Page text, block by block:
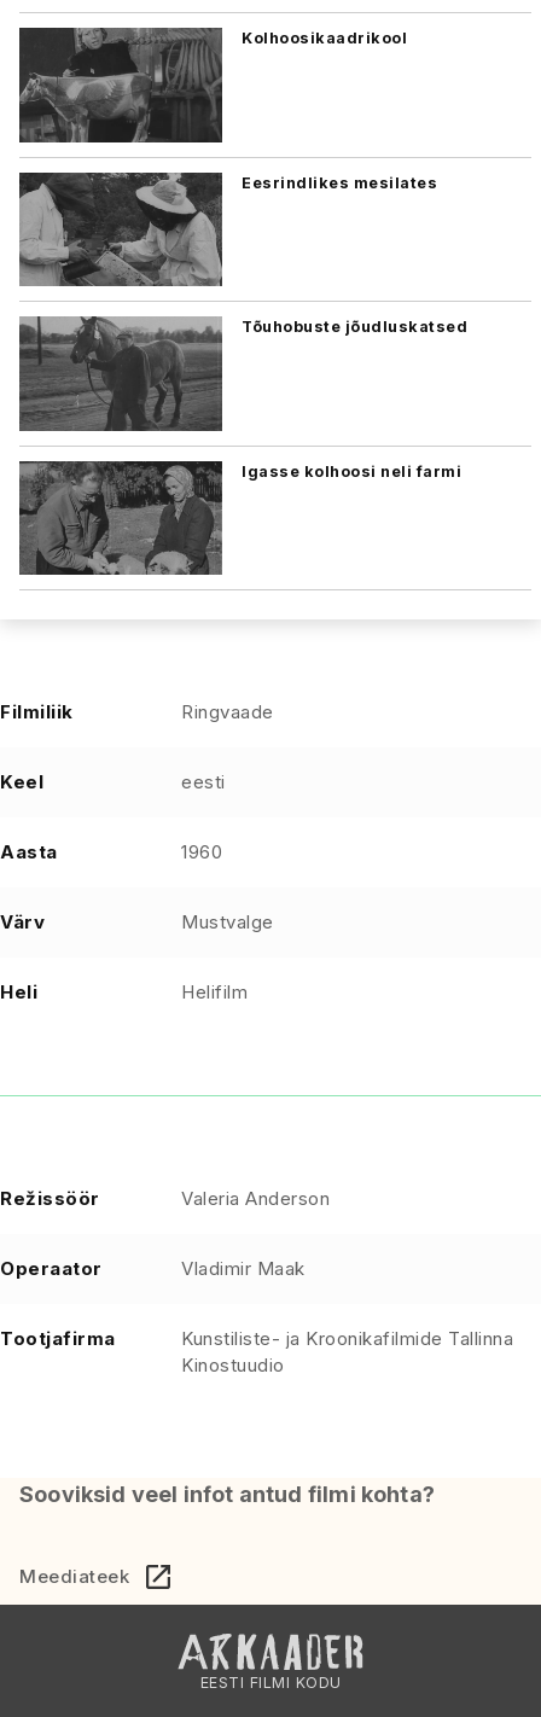
Kolhoosikaadrikool
Eesrindlikes mesilates
Tõuhobuste jõudluskatsed
Igasse kolhoosi neli farmi
Filmiliik Ringvaade
Keel eesti
Aasta 1960
Värv Mustvalge
Heli Helifilm
Režissöör Valeria Anderson
Operaator Vladimir Maak
Tootjafirma
Kunstiliste- ja Kroonikafilmide Tallinna
Kinostuudio
Sooviksid veel infot antud filmi kohta?
Meediateek
EESTI FILMI KODU